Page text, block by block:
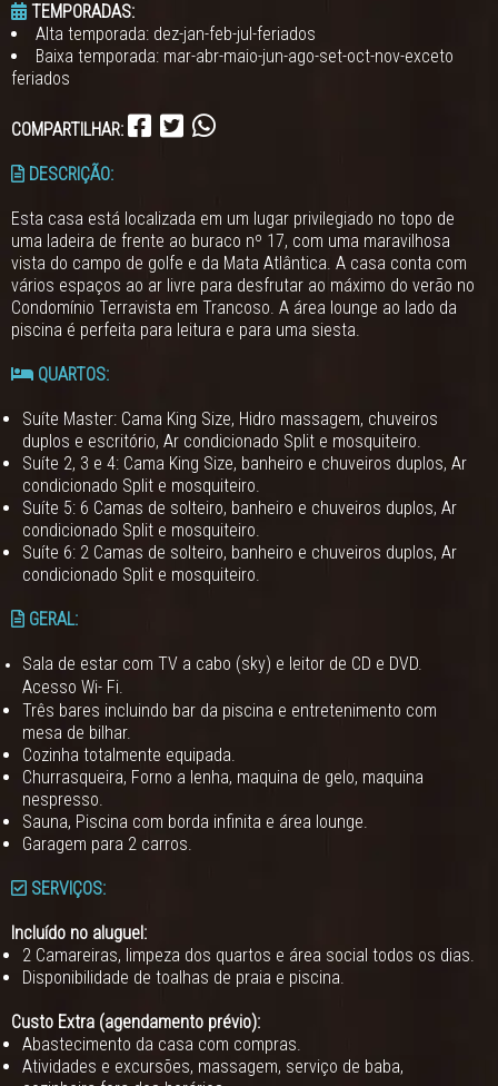
TEMPORADAS:
Alta temporada: dez-jan-feb-jul-feriados
Baixa temporada: mar-abr-maio-jun-ago-set-oct-nov-exceto
feriados
COMPARTILHAR:
DESCRIÇÃO:
Esta casa está localizada em um lugar privilegiado no topo de
uma ladeira de frente ao buraco nº 17, com uma maravilhosa
vista do campo de golfe e da Mata Atlântica. A casa conta com
vários espaços ao ar livre para desfrutar ao máximo do verão no
Condomínio Terravista em Trancoso. A área lounge ao lado da
piscina é perfeita para leitura e para uma siesta.
QUARTOS:
Suíte Master: Cama King Size, Hidro massagem, chuveiros
duplos e escritório, Ar condicionado Split e mosquiteiro.
Suíte 2, 3 e 4: Cama King Size, banheiro e chuveiros duplos, Ar
condicionado Split e mosquiteiro.
Suíte 5: 6 Camas de solteiro, banheiro e chuveiros duplos, Ar
condicionado Split e mosquiteiro.
Suíte 6: 2 Camas de solteiro, banheiro e chuveiros duplos, Ar
condicionado Split e mosquiteiro.
GERAL:
Sala de estar com TV a cabo (sky) e leitor de CD e DVD.
Acesso Wi- Fi.
Três bares incluindo bar da piscina e entretenimento com
mesa de bilhar.
Cozinha totalmente equipada.
Churrasqueira, Forno a lenha, maquina de gelo, maquina
nespresso.
Sauna, Piscina com borda infinita e área lounge.
Garagem para 2 carros.
SERVIÇOS:
Incluído no aluguel:
2 Camareiras, limpeza dos quartos e área social todos os dias.
Disponibilidade de toalhas de praia e piscina.
Custo Extra (agendamento prévio):
Abastecimento da casa com compras.
Atividades e excursões, massagem, serviço de baba,